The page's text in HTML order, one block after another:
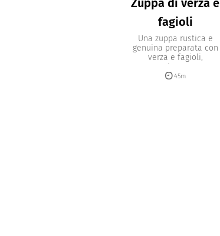
fagioli
Una zuppa rustica e
genuina preparata con
verza e fagioli,
aromatizzata con...
45m